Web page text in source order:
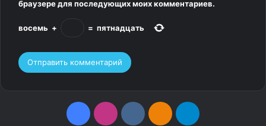
браузере для последующих моих комментариев.
восемь + = пятнадцать
F v О T